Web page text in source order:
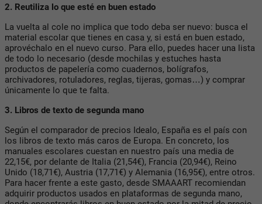
2. Reutiliza lo que esté en buen estado
La vuelta al cole no implica que todo deba ser nuevo: busca el
material escolar que tienes en casa y, si está en buen estado,
aprovéchalo en el nuevo curso. Para ello, puedes hacer una lista
de todo lo necesario (desde mochilas y estuches hasta
productos de papelería como cuadernos, bolígrafos,
archivadores, rotuladores, reglas, tijeras, gomas…) y comprar
únicamente lo que te falta.
3. Libros de texto de segunda mano
Según el comparador de precios Idealo, España es el país con
los libros de texto más caros de Europa. En concreto, los
manuales escolares cuestan en nuestro país una media de
22,15€, por delante de Italia (21,54€), Francia (20,94€), Reino
Unido (18,71€), Austria (17,71€) y Alemania (16,95€), entre otros.
Para hacer frente a este gasto, desde SMAAART recomiendan
adquirir productos usados en plataformas de segunda mano,